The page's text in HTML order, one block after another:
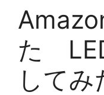
た
してみ